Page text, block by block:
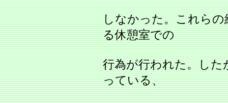
しなかった。これらの
る休憩室での
行為が行われた。し
っている、